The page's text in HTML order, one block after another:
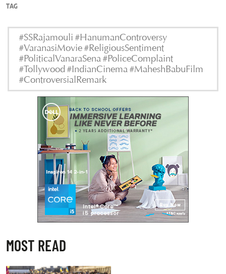
TAG
#SSRajamouli #HanumanControversy
#VaranasiMovie #ReligiousSentiment
#PoliticalVanaraSena #PoliceComplaint
#Tollywood #IndianCinema #MaheshBabuFilm
#ControversialRemark
MOST READ